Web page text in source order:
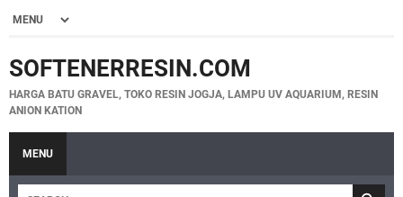
SOFTENERRESIN.COM
HARGA BATU GRAVEL, TOKO RESIN JOGJA, LAMPU UV AQUARIUM, RESIN
ANION KATION
MENU